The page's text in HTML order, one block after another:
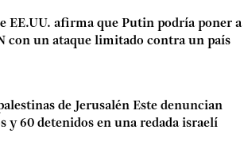
EE.UU. afirma que Putin podría poner a
con un ataque limitado contra un país
de Jerusalén Este denuncian
y 60 detenidos en una redada israelí